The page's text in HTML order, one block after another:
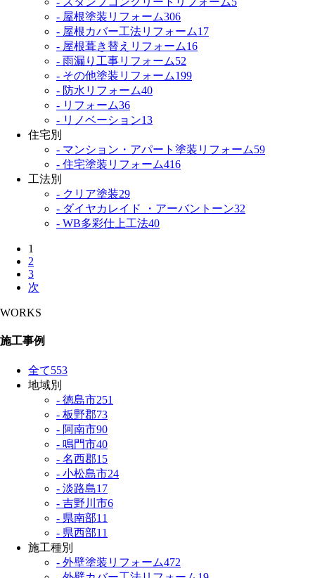
- 屋根塗装リフォーム306
- 屋根カバー工法リフォーム17
- 屋根葺き替えリフォーム16
- 雨漏り工事リフォーム52
- その他塗装リフォーム199
- 防水リフォーム40
- リフォーム36
- リノベーション13
住宅別
- マンション・アパート塗装リフォーム59
- 住宅塗装リフォーム416
工法別
- クリア塗装29
- ダイヤカレイド ・アーバントーン32
- WB多彩仕上工法40
1
2
3
次
WORKS
施工事例
全て553
地域別
- 徳島市251
- 板野郡73
- 阿南市90
- 鳴門市40
- 名西郡15
- 小松島市24
- 淡路島17
- 吉野川市6
- 県南部11
- 県西部11
施工種別
- 外壁塗装リフォーム472